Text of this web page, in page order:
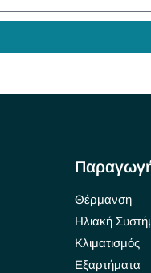
Θέρμανση
Ηλιακή
Κλιματισμός
Εξαρτήματα